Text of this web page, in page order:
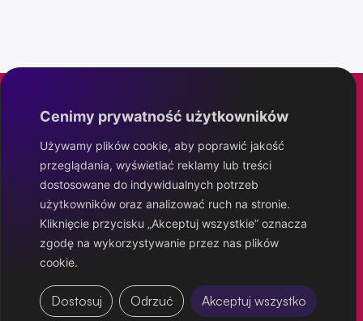
Cenimy prywatność użytkowników
Używamy plików cookie, aby poprawić jakość
przeglądania, wyświetlać reklamy lub treści
dostosowane do indywidualnych potrzeb
użytkowników oraz analizować ruch na stronie.
Kliknięcie przycisku „Akceptuj wszystkie” oznacza
zgodę na wykorzystywanie przez nas plików
cookie.
Dostosuj Odrzuć Akceptuj wszystko
Eximo Project
IT poziom wyżej
Polityka prywatności